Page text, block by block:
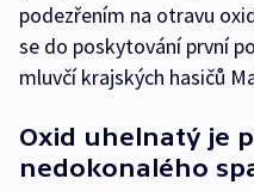
podezřením na otravu
se do poskytování první
mluvčí krajských hasičů
Oxid uhelnatý je
nedokonalého